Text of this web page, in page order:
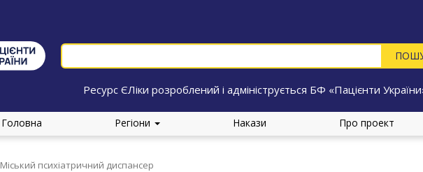
Ресурс ЄЛіки розроблений і адмініструється БФ «Пацієнти
Головна Регіони Накази Про проект
Міський психіатричний диспансер